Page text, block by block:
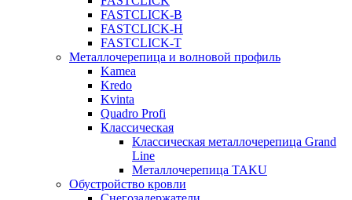
FASTCLICK-B
FASTCLICK-H
FASTCLICK-T
Металлочерепица и волновой профиль
Kamea
Kredo
Kvinta
Quadro Profi
Классическая
Классическая металлочерепица Grand
Line
Металлочерепица TAKU
Обустройство кровли